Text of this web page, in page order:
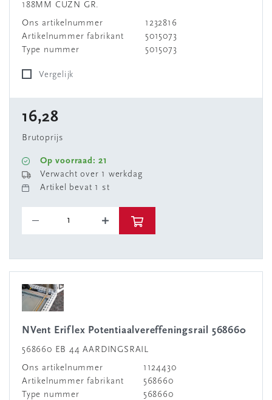
188MM CUZN GR.
Ons artikelnummer
1232816
Artikelnummer fabrikant
5015073
Type nummer
5015073
Vergelijk
16,28
Brutoprijs
Op voorraad: 21
Verwacht over 1 werkdag
Artikel bevat 1 st
nVent Eriflex Potentiaalvereffeningsrail 568660
568660 EB 44 AARDINGSRAIL
Ons artikelnummer
1124430
Artikelnummer fabrikant
568660
Type nummer
568660